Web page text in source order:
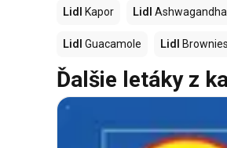
Lidl Kapor Lidl Ashwagandha
Lidl Guacamole Lidl Brownies
Ďalšie letáky z